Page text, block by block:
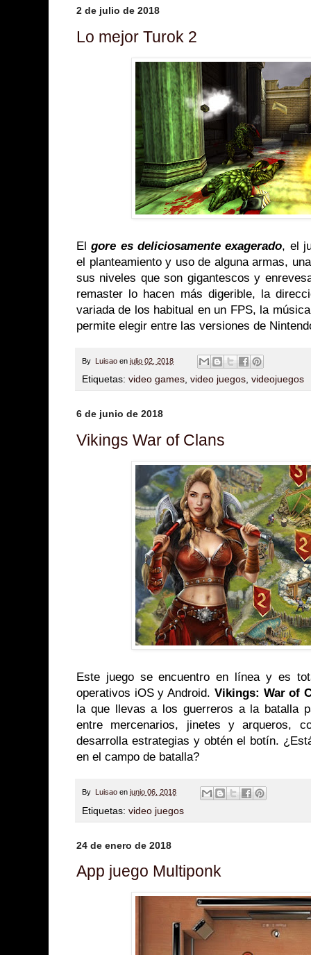
2 de julio de 2018
Lo mejor Turok 2
Elgore es deliciosamente exagerado, el
el planteamiento y uso de alguna armas,
sus niveles que son gigantescos y
remaster lo hacen más digerible, la
variada de los habitual en un FPS, la
permite elegir entre las versiones de
By Luisao en julio 02, 2018
Etiquetas: video games, video juegos, videojuegos
6 de junio de 2018
Vikings War of Clans
Este juego se encuentro en línea y es
operativos iOS y Android. Vikings: War of
la que llevas a los guerreros a la batalla
entre mercenarios, jinetes y arqueros,
desarrolla estrategias y obtén el botín.
en el campo de batalla?
By Luisao en junio 06, 2018
Etiquetas: video juegos
24 de enero de 2018
App juego Multiponk